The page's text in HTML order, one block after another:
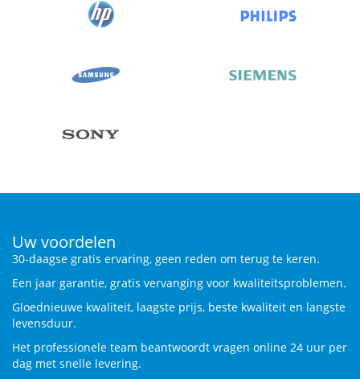
Uw voordelen
30-daagse gratis ervaring, geen reden om terug te keren.
Een jaar garantie, gratis vervanging voor kwaliteitsproblemen.
Gloednieuwe kwaliteit, laagste prijs, beste kwaliteit en langste
levensduur.
Het professionele team beantwoordt vragen online 24 uur per
dag met snelle levering.